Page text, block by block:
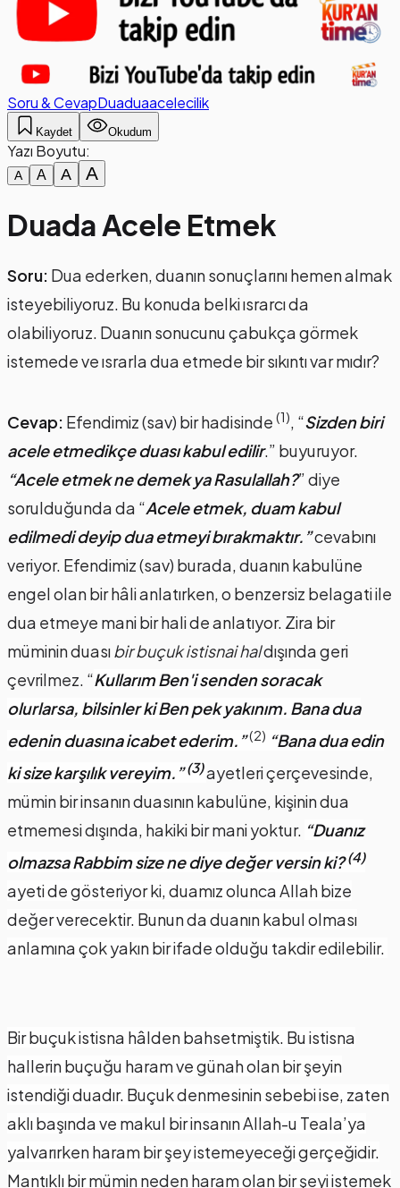
Soru & CevapDuaduaacelecilik
Kaydet Okudum
Yazı Boyutu:
A A A A
Duada Acele Etmek
Soru: Dua ederken, duanın sonuçlarını hemen almak
isteyebiliyoruz. Bu konuda belki ısrarcı da
olabiliyoruz. Duanın sonucunu çabukça görmek
istemede ve ısrarla dua etmede bir sıkıntı var mıdır?
Cevap: Efendimiz (sav) bir hadisinde (1), “Sizden biri
acele etmedikçe duası kabul edilir.” buyuruyor.
“Acele etmek ne demek ya Rasulallah?” diye
sorulduğunda da “Acele etmek, duam kabul
edilmedi deyip dua etmeyi bırakmaktır.”cevabını
veriyor. Efendimiz (sav) burada, duanın kabulüne
engel olan bir hâli anlatırken, o benzersiz belagati ile
dua etmeye mani bir hali de anlatıyor. Zira bir
müminin duasıbir buçuk istisnai haldışında geri
çevrilmez. “Kullarım Ben'i senden soracak
olurlarsa, bilsinler ki Ben pek yakınım. Bana dua
edenin duasına icabet ederim.”(2) “Bana dua edin
ki size karşılık vereyim.”(3)ayetleri çerçevesinde,
mümin bir insanın duasının kabulüne, kişinin dua
etmemesi dışında, hakiki bir mani yoktur. “Duanız
olmazsa Rabbim size ne diye değer versin ki?(4)
ayeti de gösteriyor ki, duamız olunca Allah bize
değer verecektir. Bunun da duanın kabul olması
anlamına çok yakın bir ifade olduğu takdir edilebilir.
Bir buçuk istisna hâlden bahsetmiştik. Bu istisna
hallerin buçuğu haram ve günah olan bir şeyin
istendiği duadır. Buçuk denmesinin sebebi ise, zaten
aklı başında ve makul bir insanın Allah-u Teala’ya
yalvarırken haram bir şey istemeyeceği gerçeğidir.
Mantıklı bir mümin neden haram olan bir şeyi istemek